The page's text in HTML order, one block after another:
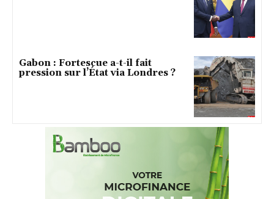
Gabon : Fortescue a-t-il fait
pression sur l’État via Londres ?